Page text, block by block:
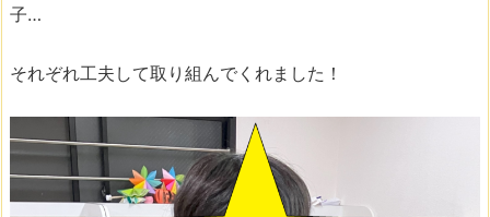
子…
それぞれ工夫して取り組んでくれました！